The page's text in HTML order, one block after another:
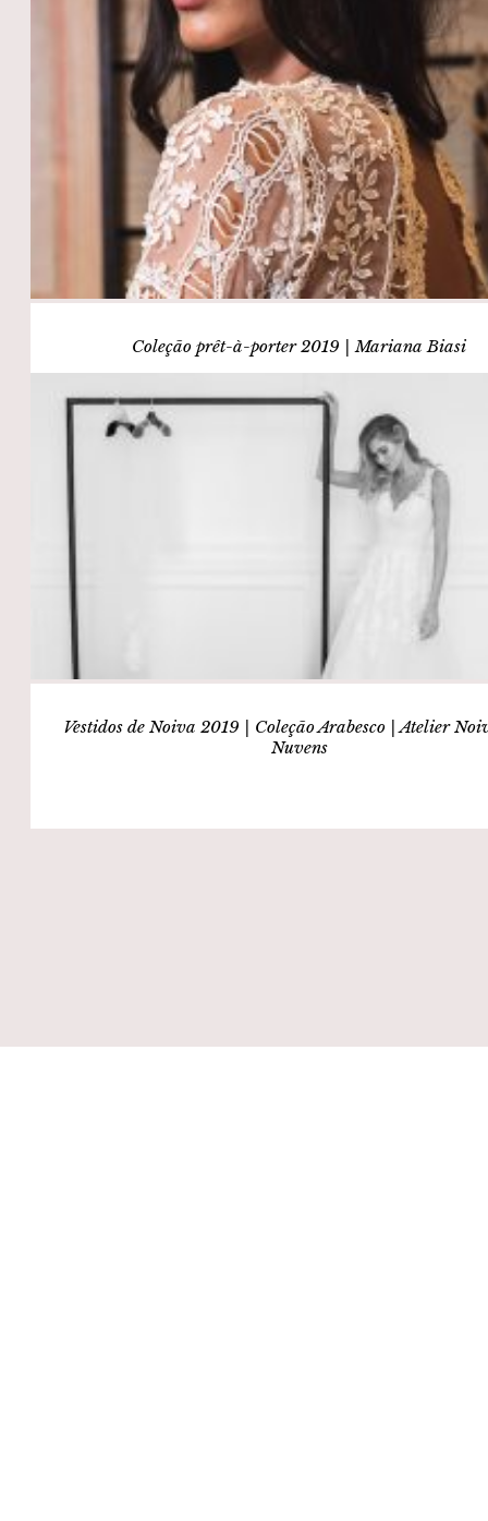
Coleção prêt-à-porter 2019 | Mariana Biasi
Vestidos de Noiva 2019 | Coleção Arabesco | Atelier
Nuvens